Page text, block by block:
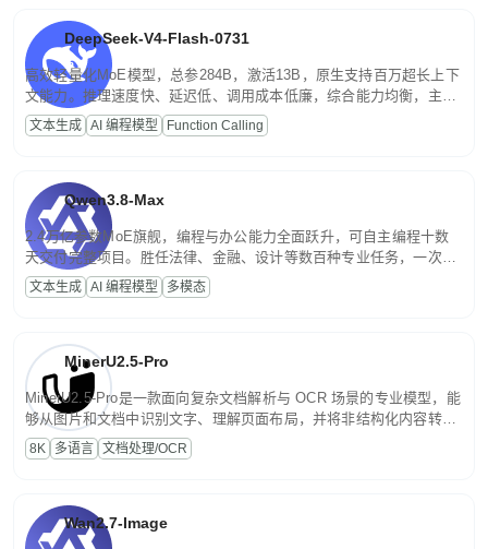
DeepSeek-V4-Flash-0731
高效轻量化MoE模型，总参284B，激活13B，原生支持百万超长上下
文能力。推理速度快、延迟低、调用成本低廉，综合能力均衡，主打
高并发、轻量化任务，适合日常对话、内容创作、基础 RAG、批量
文案处理等普惠刚需场景。
文本生成 AI 编程模型 Function Calling
Qwen3.8-Max
2.4万亿参数MoE旗舰，编程与办公能力全面跃升，可自主编程十数
天交付完整项目。胜任法律、金融、设计等数百种专业任务，一次对
话端到端交付生产级成果。原生视觉理解贯穿规划、执行与验证全流
程，支持超长文档与长视频的深度语义解析。长程任务中自主规划与
文本生成 AI 编程模型 多模态
MinerU2.5-Pro
MinerU2.5-Pro是一款面向复杂文档解析与 OCR 场景的专业模型，能
够从图片和文档中识别文字、理解页面布局，并将非结构化内容转换
为便于存储、检索和二次处理的结构化结果。
8K 多语言 文档处理/OCR
Wan2.7-Image